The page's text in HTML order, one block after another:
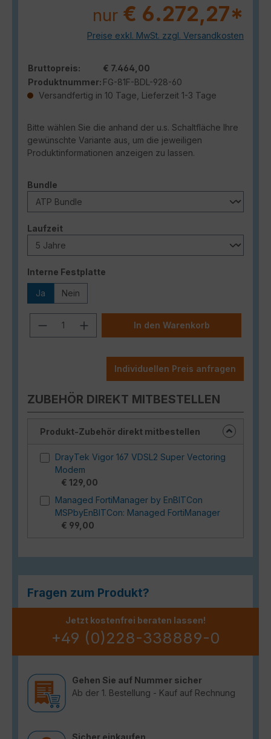
nur € 6.272,27*
Preise exkl. MwSt. zzgl. Versandkosten
Bruttopreis:
€ 7.464,00
Produktnummer: FG-81F-BDL-928-60
Versandfertig in 10 Tage, Lieferzeit 1-3 Tage
Bitte wählen Sie die anhand der u.s. Schaltfläche Ihre
gewünschte Variante aus, um die jeweiligen
Produktinformationen anzeigen zu lassen.
Bundle
Laufzeitauswählen
Interne Festplatte
Ja Nein
Produkt Anzahl: Gib den
In den Warenkorb
Individuellen Preis anfragen
ZUBEHÖR DIREKT MITBESTELLEN
Produkt-Zubehör direkt mitbestellen
DrayTek Vigor 167 VDSL2 Super Vectoring
Modem
€ 129,00
Managed FortiManager by EnBITCon
MSPbyEnBITCon: Managed FortiManager
€ 99,00
Fragen zum Produkt?
Jetzt kostenfrei beraten lassen!
+49 (0)228-338889-0
Gehen Sie auf Nummer sicher
Ab der 1. Bestellung - Kauf auf Rechnung
Sicher einkaufen